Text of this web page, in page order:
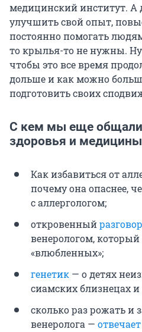
медицинский институт. А
улучшить свой опыт,
постоянно помогать
то крылья-то не нужны.
чтобы это все время
дольше и как можно
подготовить своих
С кем мы еще
здоровья и
Как избавиться от
почему она опаснее,
с аллергологом;
откровенныйразговор
венерологом,
«влюбленных»;
генетик — о детях
сиамских близнецах и
сколько раз рожать и
венеролога — отвечает